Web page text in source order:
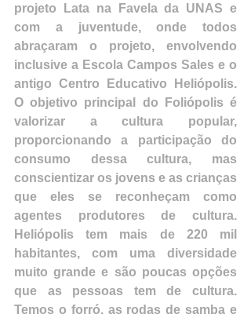
projeto Lata na Favela da UNAS e
com a juventude, onde todos
abraçaram o projeto, envolvendo
inclusive a Escola Campos Sales e o
antigo Centro Educativo Heliópolis.
O objetivo principal do Foliópolis é
valorizar a cultura popular,
proporcionando a participação do
consumo dessa cultura, mas
conscientizar os jovens e as crianças
que eles se reconheçam como
agentes produtores de cultura.
Heliópolis tem mais de 220 mil
habitantes, com uma diversidade
muito grande e são poucas opções
que as pessoas tem de cultura.
Temos o forró, as rodas de samba e